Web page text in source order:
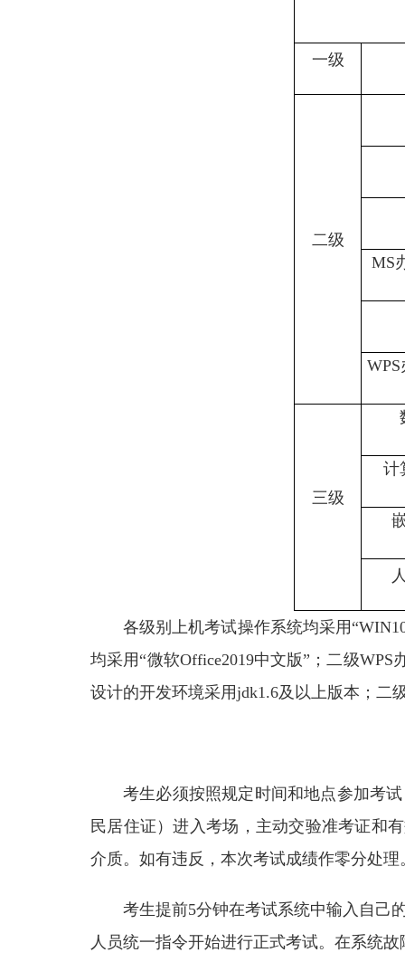
一级
二级
MS
三级
计
各级别上机考试操作系统均采用
均采用“微软Office2019中文版”；二级
设计的开发环境采用jdk1.6及以上版本；二
考生必须按照规定时间和地点参加考
民居住证）进入考场，主动交验准考证和
介质。如有违反，本次考试成绩作零分处理
考生提前5分钟在考试系统中输入自己
人员统一指令开始进行正式考试。在系统